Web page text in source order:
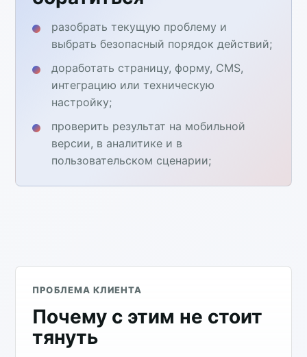
разобрать текущую проблему и
выбрать безопасный порядок действий;
доработать страницу, форму, CMS,
интеграцию или техническую
настройку;
проверить результат на мобильной
версии, в аналитике и в
пользовательском сценарии;
ПРОБЛЕМА КЛИЕНТА
Почему с этим не стоит
тянуть